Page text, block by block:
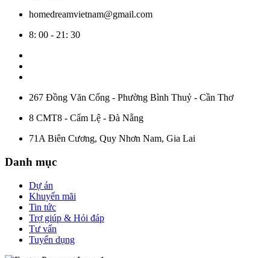
homedreamvietnam@gmail.com
8: 00 - 21: 30
267 Đồng Văn Cống - Phường Bình Thuỷ - Cần Thơ
8 CMT8 - Cẩm Lệ - Đà Nẵng
71A Biên Cương, Quy Nhơn Nam, Gia Lai
Danh mục
Dự án
Khuyến mãi
Tin tức
Trợ giúp & Hỏi đáp
Tư vấn
Tuyển dụng